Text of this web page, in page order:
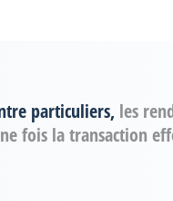
particuliers, les
fois la transaction